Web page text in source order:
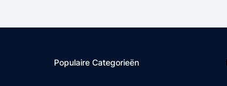
Populaire Categorieën